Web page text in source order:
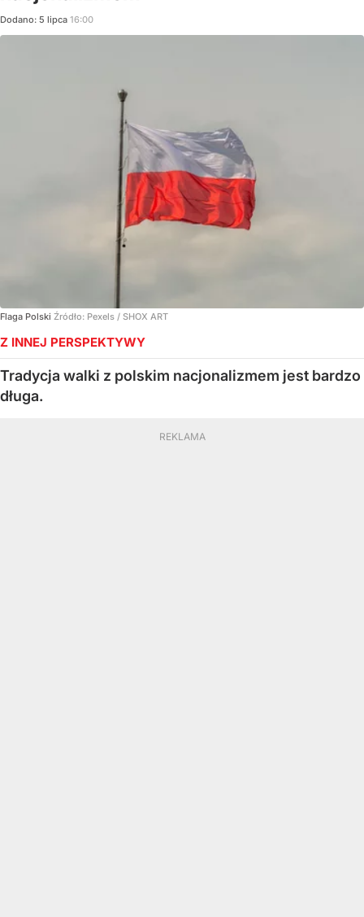
Dodano: 5 lipca 16:00
Flaga Polski Źródło: Pexels / SHOX ART
Z INNEJ PERSPEKTYWY
Tradycja walki z polskim nacjonalizmem jest bardzo
długa.